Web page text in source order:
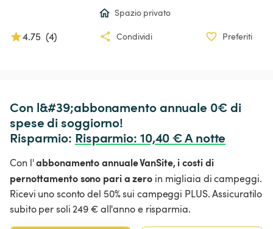
Spazio privato
4.75 (4) Condividi Preferiti
Con l&#39;abbonamento annuale 0€ di
spese di soggiorno!
Risparmio: Risparmio: 10,40 € A notte
Con l'abbonamento annuale VanSite, i costi di
pernottamento sono pari a zero in migliaia di campeggi.
Ricevi uno sconto del 50% sui campeggi PLUS. Assicuratilo
subito per soli 249 € all'anno e risparmia.